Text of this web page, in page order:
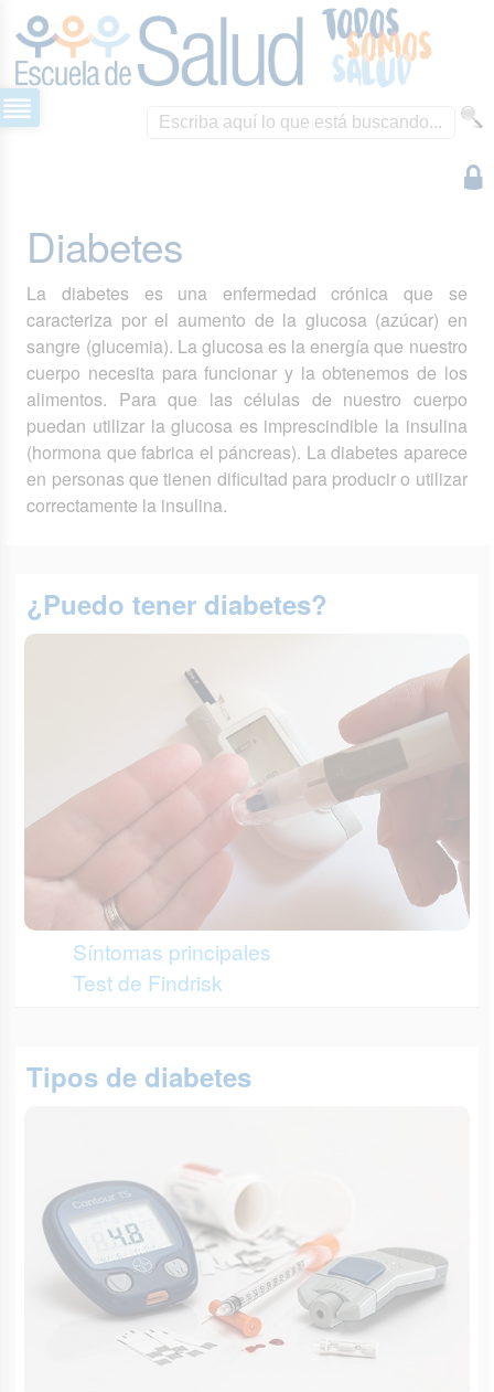
Diabetes
La diabetes es una enfermedad crónica que se
caracteriza por el aumento de la glucosa (azúcar) en
sangre (glucemia). La glucosa es la energía que nuestro
cuerpo necesita para funcionar y la obtenemos de los
alimentos. Para que las células de nuestro cuerpo
puedan utilizar la glucosa es imprescindible la insulina
(hormona que fabrica el páncreas). La diabetes aparece
en personas que tienen dificultad para producir o utilizar
correctamente la insulina.
¿Puedo tener diabetes?
Síntomas principales
Test de Findrisk
Tipos de diabetes